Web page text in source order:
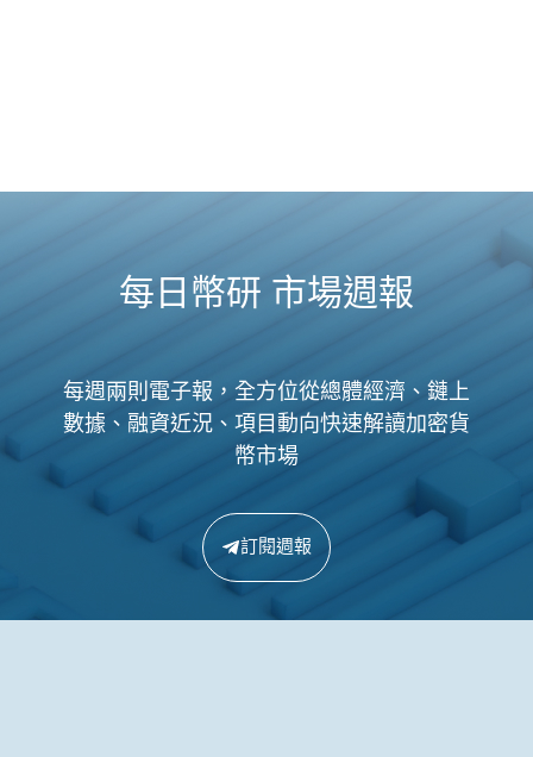
每日幣研 市場週報
每週兩則電子報，全方位從總體經濟、鏈上
數據、融資近況、項目動向快速解讀加密貨
幣市場
訂閱週報